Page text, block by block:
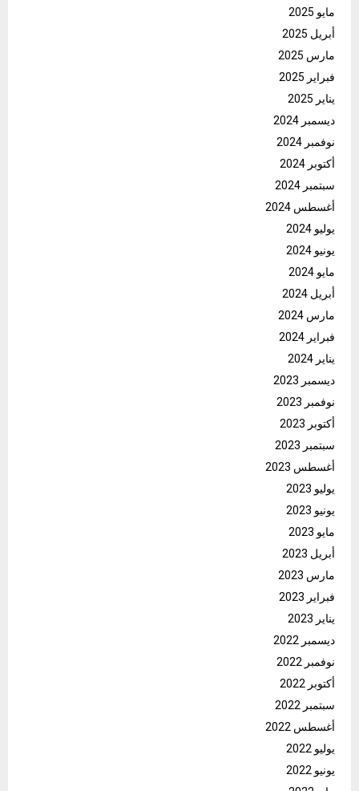
مايو 2025
أبريل 2025
مارس 2025
فبراير 2025
يناير 2025
ديسمبر 2024
نوفمبر 2024
أكتوبر 2024
سبتمبر 2024
أغسطس 2024
يوليو 2024
يونيو 2024
مايو 2024
أبريل 2024
مارس 2024
فبراير 2024
يناير 2024
ديسمبر 2023
نوفمبر 2023
أكتوبر 2023
سبتمبر 2023
أغسطس 2023
يوليو 2023
يونيو 2023
مايو 2023
أبريل 2023
مارس 2023
فبراير 2023
يناير 2023
ديسمبر 2022
نوفمبر 2022
أكتوبر 2022
سبتمبر 2022
أغسطس 2022
يوليو 2022
يونيو 2022